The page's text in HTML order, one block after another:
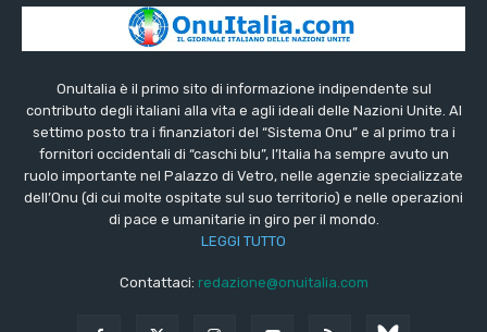
OnuItalia è il primo sito di informazione indipendente sul
contributo degli italiani alla vita e agli ideali delle Nazioni Unite. Al
settimo posto tra i finanziatori del “Sistema Onu” e al primo tra i
fornitori occidentali di “caschi blu”, l’Italia ha sempre avuto un
ruolo importante nel Palazzo di Vetro, nelle agenzie specializzate
dell’Onu (di cui molte ospitate sul suo territorio) e nelle operazioni
di pace e umanitarie in giro per il mondo.
LEGGI TUTTO
Contattaci: redazione@onuitalia.com